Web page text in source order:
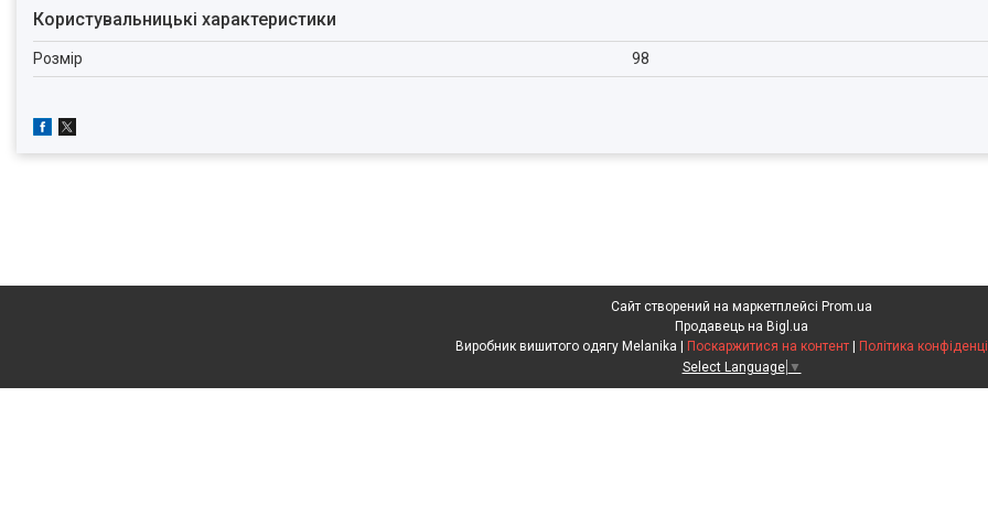
Користувальницькі характеристики
Розмір 98
Сайт створений на маркетплейсі Prom.ua
Продавець на Bigl.ua
Поскаржитися на контент
Політика
Select Language ▼